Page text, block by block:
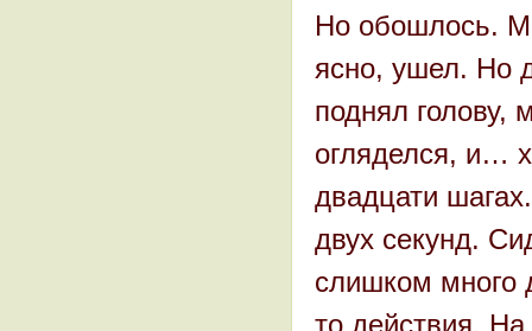
Но обошлось.
ясно, ушел. Но
поднял голову,
огляделся, и…
двадцати
двух секунд.
слишком много
то действия. На